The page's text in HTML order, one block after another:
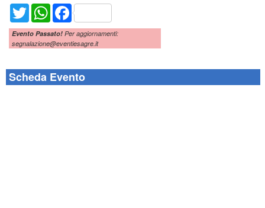
Twitter WhatsAppFacebook
Evento Passato! Per aggiornamenti:
segnalazione@eventiesagre.it
Scheda Evento